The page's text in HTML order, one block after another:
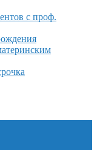
с проф.